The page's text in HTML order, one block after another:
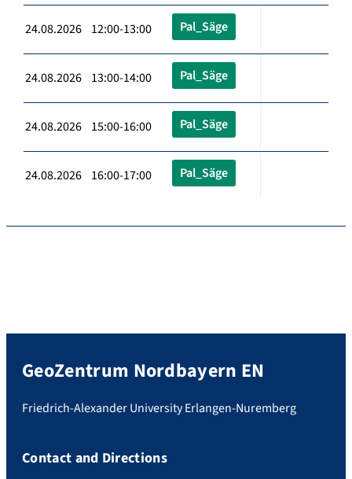
24.08.2026 12:00-13:00 Pal_Säge
24.08.2026 13:00-14:00 Pal_Säge
24.08.2026 15:00-16:00 Pal_Säge
24.08.2026 16:00-17:00 Pal_Säge
GeoZentrum Nordbayern EN
Friedrich-Alexander University Erlangen-Nuremberg
Contact and Directions